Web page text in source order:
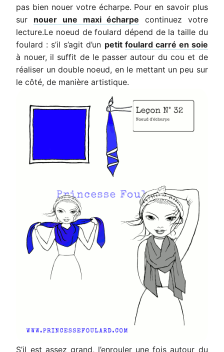
pas bien nouer votre écharpe. Pour en savoir plus
sur nouer une maxi écharpe continuez votre
lecture.Le noeud de foulard dépend de la taille du
foulard : s’il s’agit d’un petit foulard carré en soie
à nouer, il suffit de le passer autour du cou et de
réaliser un double noeud, en le mettant un peu sur
le côté, de manière artistique.
S’il est assez grand, l’enrouler une fois autour du